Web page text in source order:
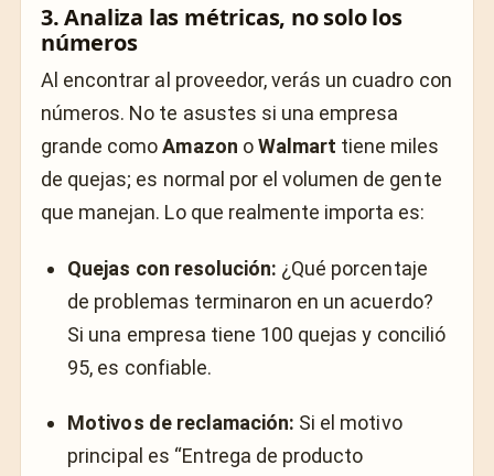
3. Analiza las métricas, no solo los
números
Al encontrar al proveedor, verás un cuadro con
números. No te asustes si una empresa
grande comoAmazon oWalmart tiene miles
de quejas; es normal por el volumen de gente
que manejan. Lo que realmente importa es:
Quejas con resolución: ¿Qué porcentaje
de problemas terminaron en un acuerdo?
Si una empresa tiene 100 quejas y concilió
95, es confiable.
Motivos de reclamación: Si el motivo
principal es “Entrega de producto